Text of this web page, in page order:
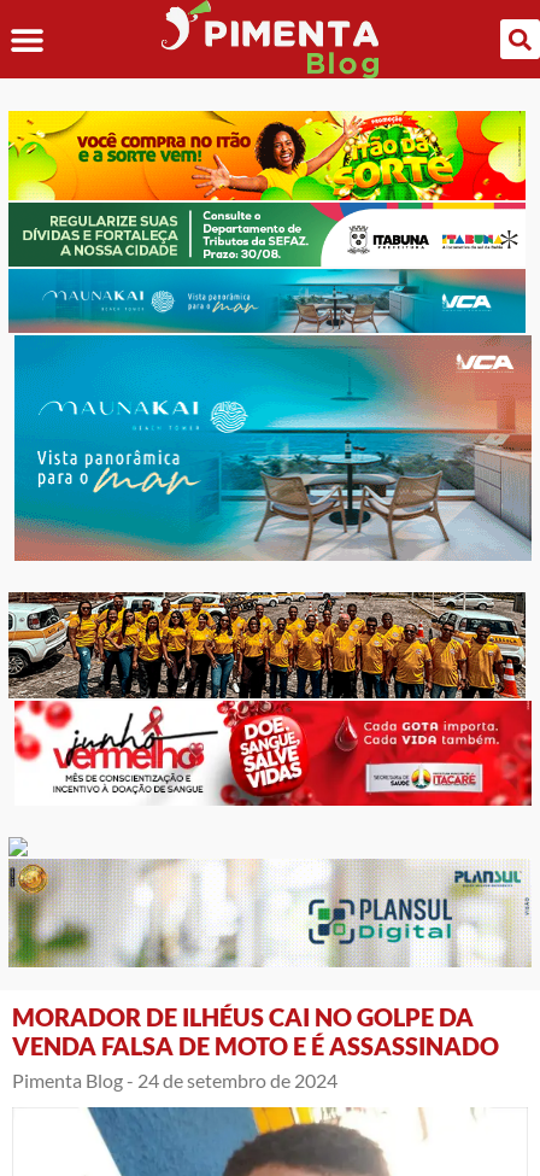
MORADOR DE ILHÉUS CAI NO GOLPE DA
VENDA FALSA DE MOTO E É ASSASSINADO
Pimenta Blog - 24 de setembro de 2024